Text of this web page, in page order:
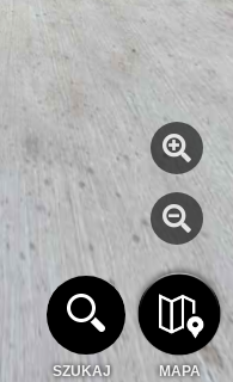
MAPA
SZUKAJ